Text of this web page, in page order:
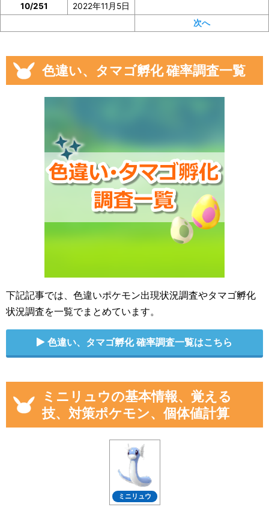
10/251
2022年11月5日
次へ
色違い、タマゴ孵化 確率調査一覧
下記記事では、色違いポケモン出現状況調査やタマゴ孵化
状況調査を一覧でまとめています。
色違い、タマゴ孵化 確率調査一覧はこちら
ミニリュウの基本情報、覚える
技、対策ポケモン、個体値計算
ミニリュウ